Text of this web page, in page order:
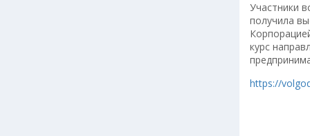
Участники
получила
курс
https://